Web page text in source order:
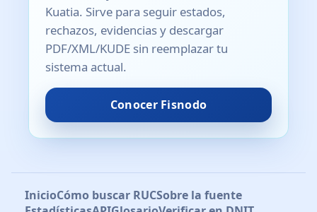
Kuatia. Sirve para seguir estados,
rechazos, evidencias y descargar
PDF/XML/KUDE sin reemplazar tu
sistema actual.
Conocer Fisnodo
InicioCómo buscar RUCSobre la fuente